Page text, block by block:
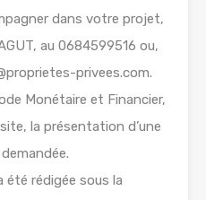
dans votre projet,
au 0684599516 ou,
privees.com.
Monétaire et Financier,
la présentation d’une
rédigée sous la